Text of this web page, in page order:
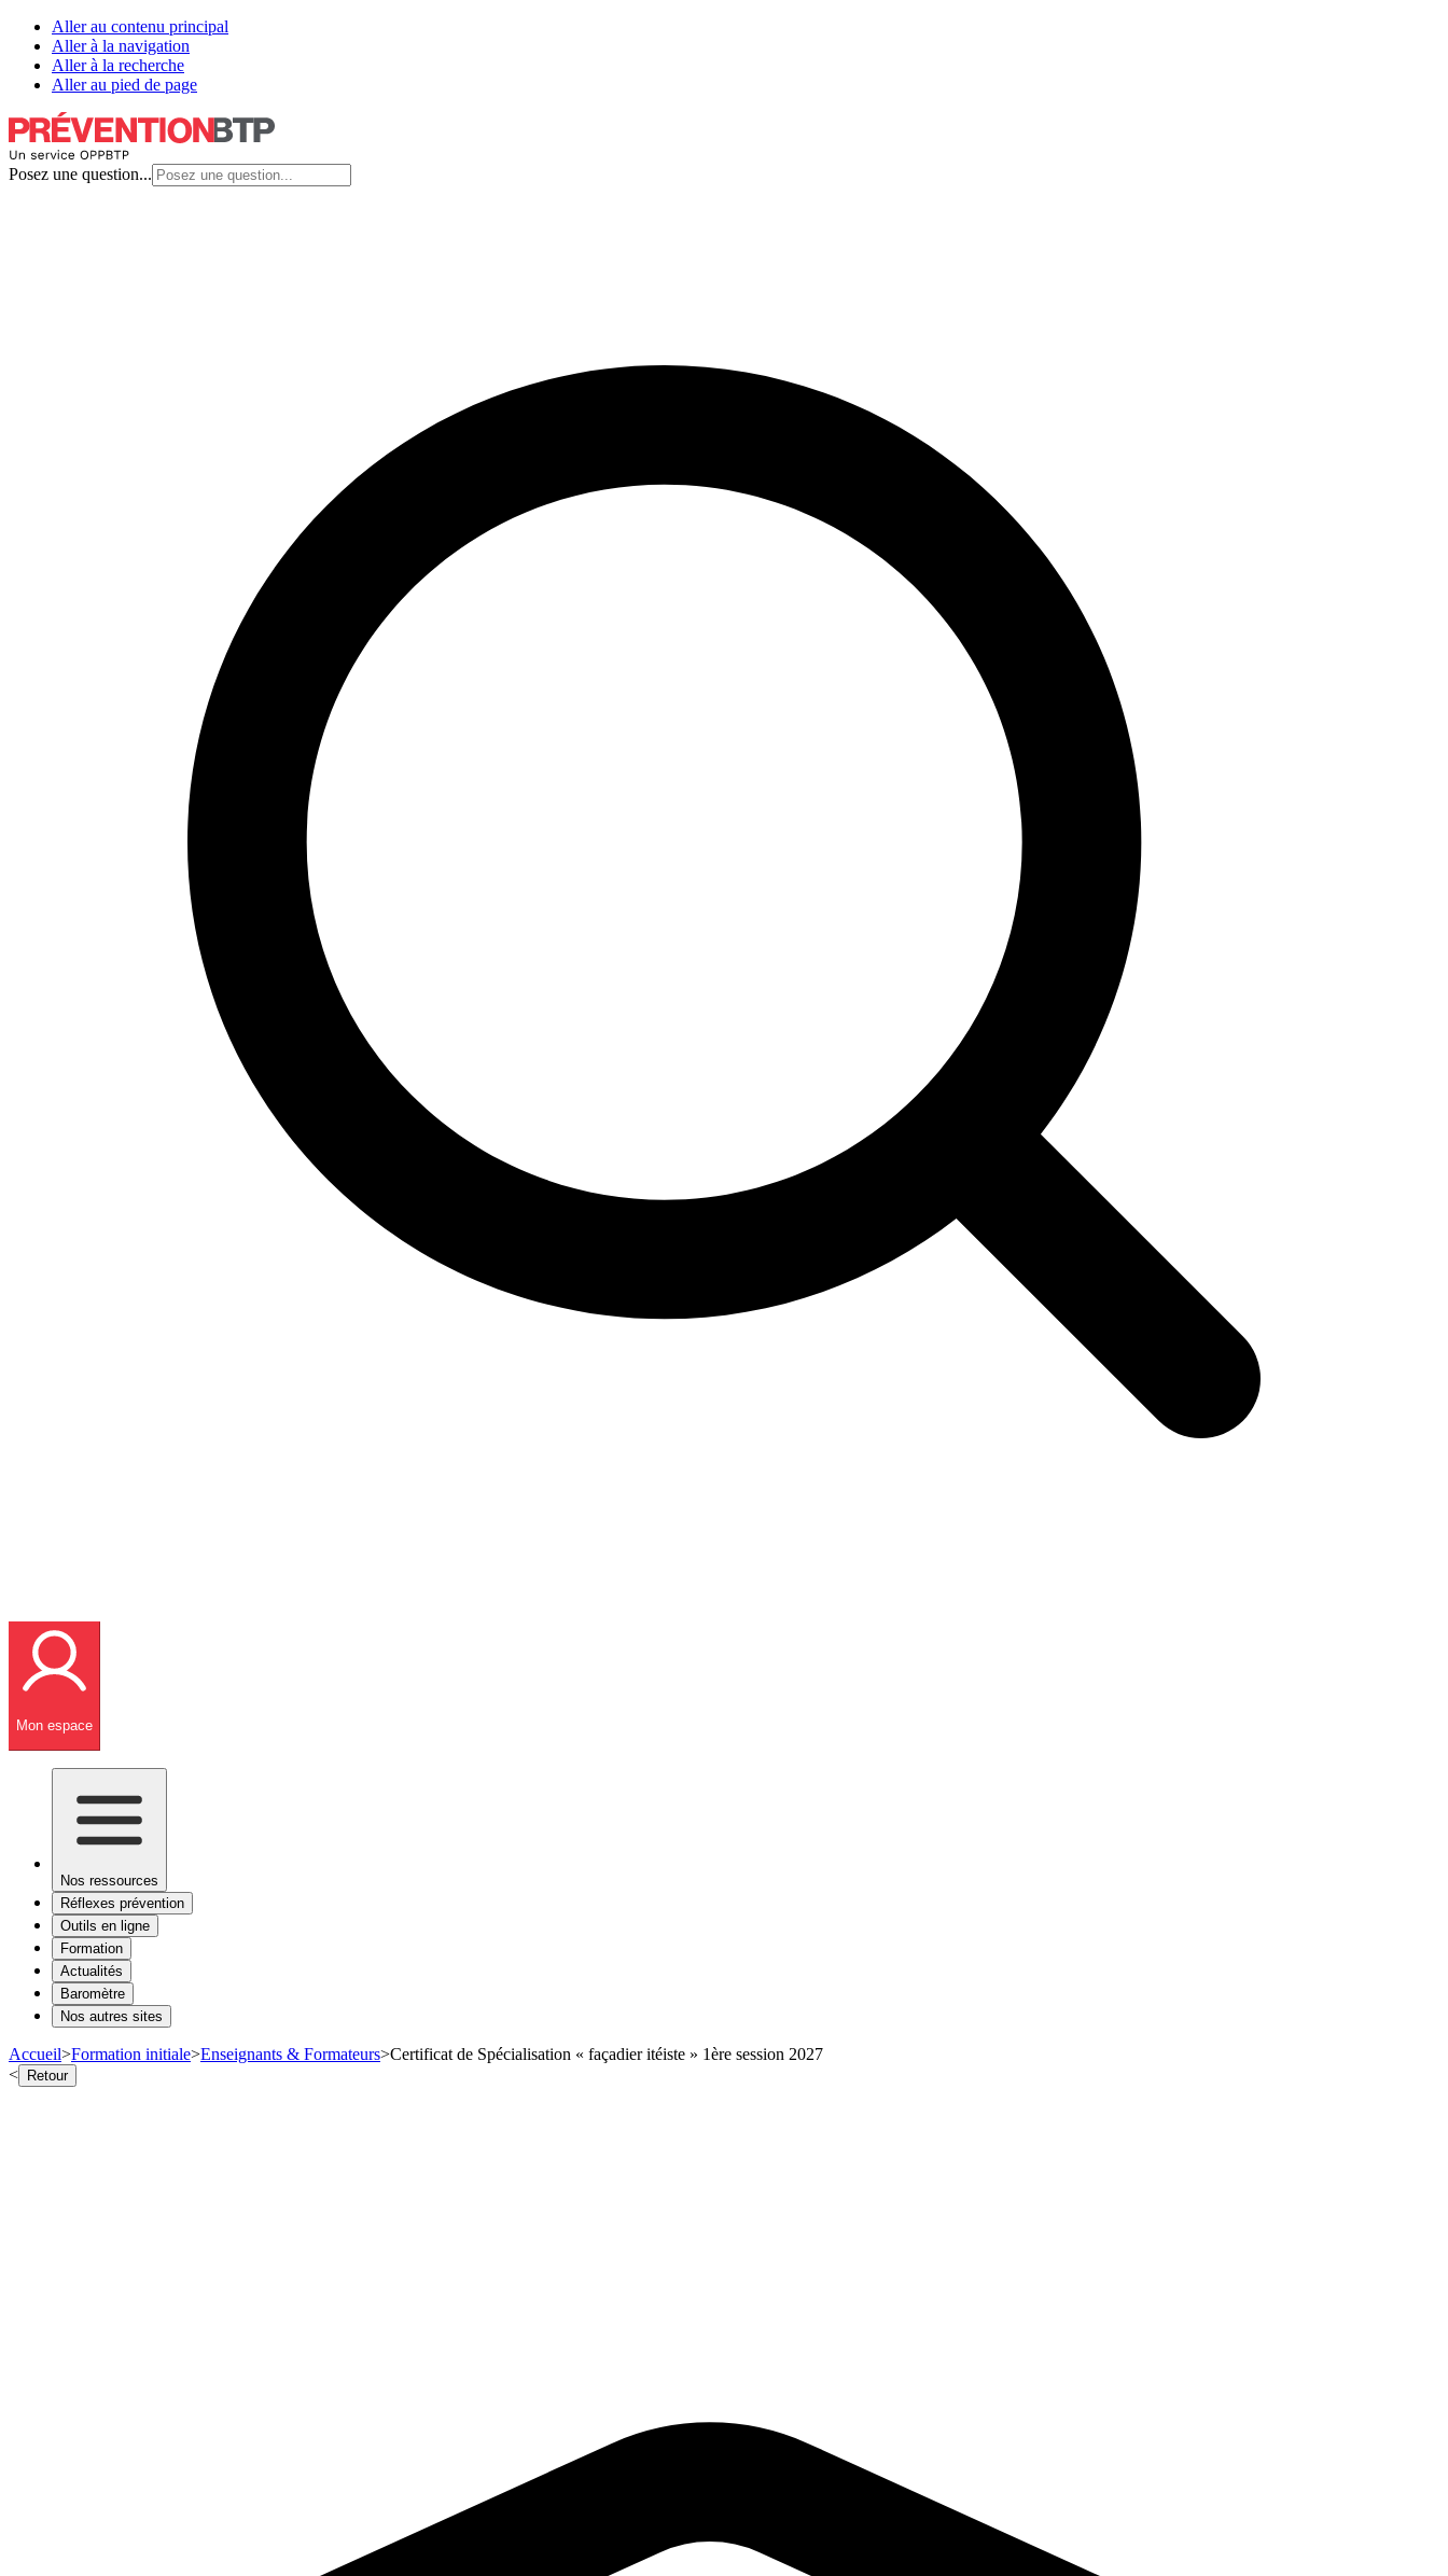
Aller au contenu principal
Aller à la navigation
Aller à la recherche
Aller au pied de page
Posez une question...
Mon espace
Nos ressources
Réflexes prévention
Outils en ligne
Formation
Actualités
Baromètre
Nos autres sites
Accueil>Formation initiale>Enseignants & Formateurs>Certificat de Spécialisation « façadier itéiste » 1ère session 2027
< Retour